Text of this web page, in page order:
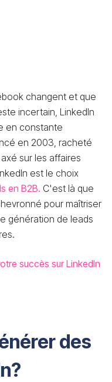
changent et que
incertain, LinkedIn
en constante
en 2003, racheté
sur les affaires
est le choix
en B2B. C'est là que
pour maîtriser
génération de leads
succès sur LinkedIn
des